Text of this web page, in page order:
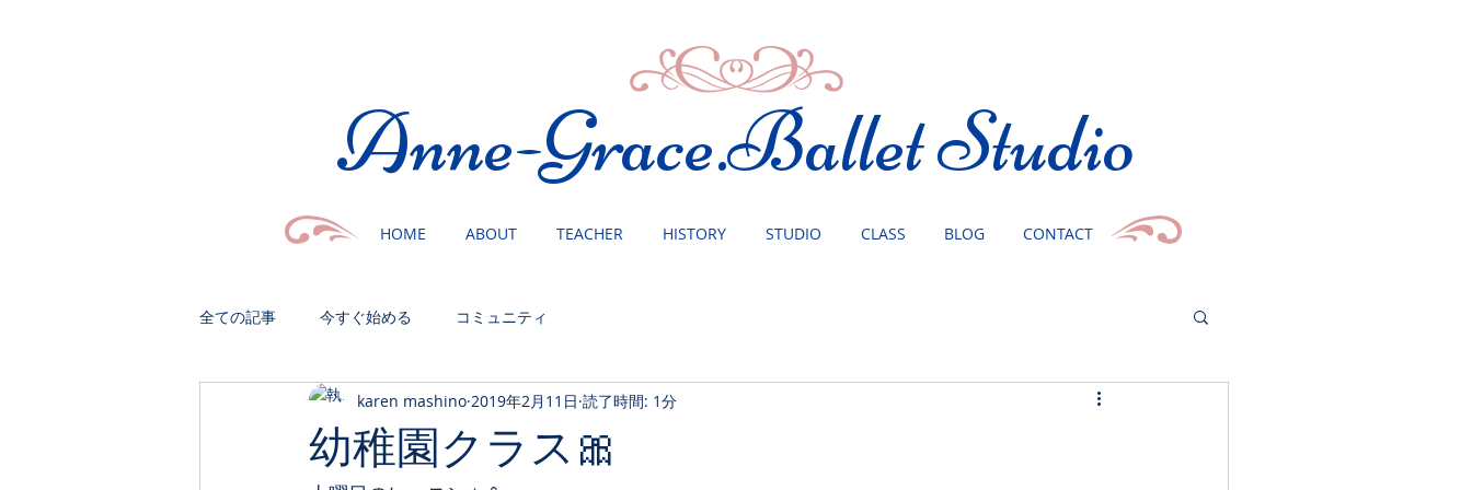
​Anne-Grace.Ballet Studio
HOME ABOUT TEACHER HISTORY STUDIO CLASS BLOG CONTACT
全ての記事 今すぐ始める コミュニティ
幼稚園クラス🎀
karen mashino 2019年2月11日 読了時間: 1分